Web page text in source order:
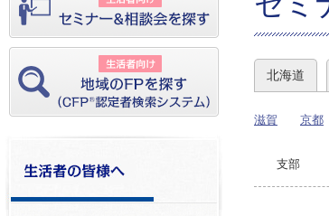
北海道
滋賀 京都
支部